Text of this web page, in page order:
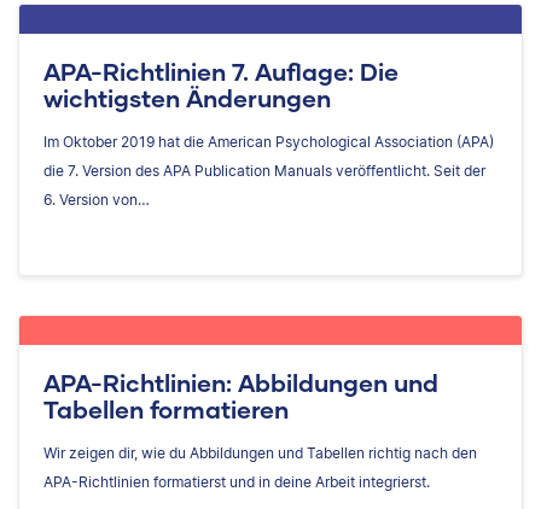
APA-Richtlinien 7. Auflage: Die
wichtigsten Änderungen
Im Oktober 2019 hat die American Psychological Association (APA)
die 7. Version des APA Publication Manuals veröffentlicht. Seit der
6. Version von…
APA-Richtlinien: Abbildungen und
Tabellen formatieren
Wir zeigen dir, wie du Abbildungen und Tabellen richtig nach den
APA-Richtlinien formatierst und in deine Arbeit integrierst.